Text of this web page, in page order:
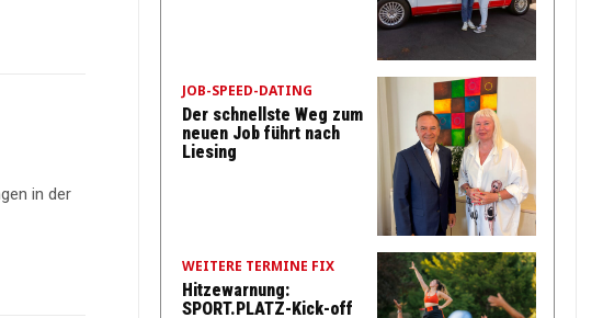
in der
JOB-SPEED-DATING
Der schnellste Weg zum
neuen Job führt nach
Liesing
WEITERE TERMINE FIX
Hitzewarnung:
SPORT.PLATZ-Kick-off